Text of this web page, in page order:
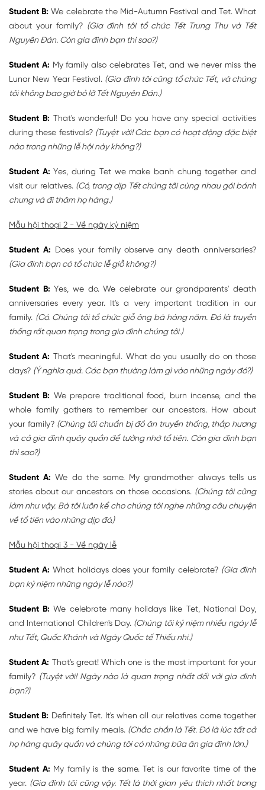
Student B: We celebrate the Mid-Autumn Festival and Tet. What
about your family? (Gia đình tôi tổ chức Tết Trung Thu và Tết
Nguyên Đán. Còn gia đình bạn thì sao?)
Student A: My family also celebrates Tet, and we never miss the
Lunar New Year Festival. (Gia đình tôi cũng tổ chức Tết, và chúng
tôi không bao giờ bỏ lỡ Tết Nguyên Đán.)
Student B: That's wonderful! Do you have any special activities
during these festivals? (Tuyệt vời! Các bạn có hoạt động đặc biệt
nào trong những lễ hội này không?)
Student A: Yes, during Tet we make banh chung together and
visit our relatives. (Có, trong dịp Tết chúng tôi cùng nhau gói bánh
chưng và đi thăm họ hàng.)
Mẫu hội thoại 2 - Về ngày kỷ niệm
Student A: Does your family observe any death anniversaries?
(Gia đình bạn có tổ chức lễ giỗ không?)
Student B: Yes, we do. We celebrate our grandparents' death
anniversaries every year. It's a very important tradition in our
family. (Có. Chúng tôi tổ chức giỗ ông bà hàng năm. Đó là truyền
thống rất quan trọng trong gia đình chúng tôi.)
Student A: That's meaningful. What do you usually do on those
days? (Ý nghĩa quá. Các bạn thường làm gì vào những ngày đó?)
Student B: We prepare traditional food, burn incense, and the
whole family gathers to remember our ancestors. How about
your family? (Chúng tôi chuẩn bị đồ ăn truyền thống, thắp hương
và cả gia đình quây quần để tưởng nhớ tổ tiên. Còn gia đình bạn
thì sao?)
Student A: We do the same. My grandmother always tells us
stories about our ancestors on those occasions. (Chúng tôi cũng
làm như vậy. Bà tôi luôn kể cho chúng tôi nghe những câu chuyện
về tổ tiên vào những dịp đó.)
Mẫu hội thoại 3 - Về ngày lễ
Student A: What holidays does your family celebrate? (Gia đình
bạn kỷ niệm những ngày lễ nào?)
Student B: We celebrate many holidays like Tet, National Day,
and International Children's Day. (Chúng tôi kỷ niệm nhiều ngày lễ
như Tết, Quốc Khánh và Ngày Quốc tế Thiếu nhi.)
Student A: That's great! Which one is the most important for your
family? (Tuyệt vời! Ngày nào là quan trọng nhất đối với gia đình
bạn?)
Student B: Definitely Tet. It's when all our relatives come together
and we have big family meals. (Chắc chắn là Tết. Đó là lúc tất cả
họ hàng quây quần và chúng tôi có những bữa ăn gia đình lớn.)
Student A: My family is the same. Tet is our favorite time of the
year. (Gia đình tôi cũng vậy. Tết là thời gian yêu thích nhất trong